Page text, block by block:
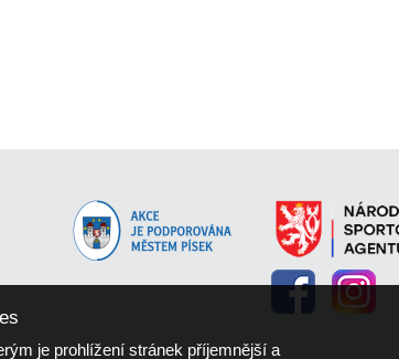
je prohlížení stránek příjemnější a